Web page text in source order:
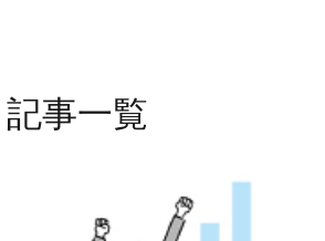
記事一覧